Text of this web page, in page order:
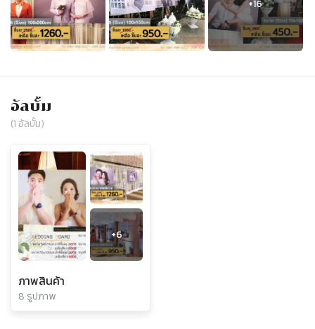
อัลบั้ม
(1 อัลบั้ม)
+6
ภาพสินค้า
8 รูปภาพ